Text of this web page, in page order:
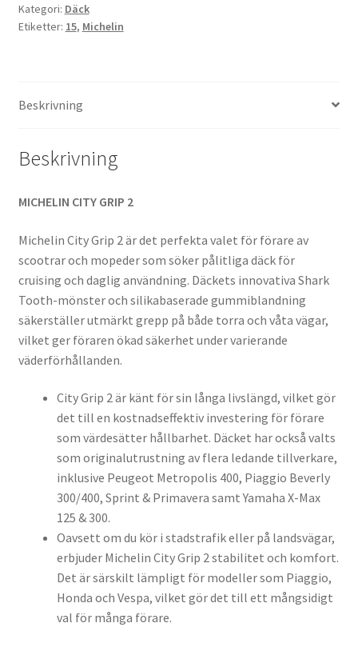
140/70-
15
(bak)
Kategori: Däck
Etiketter: 15, Michelin
Beskrivning
Beskrivning
MICHELIN CITY GRIP 2
Michelin City Grip 2 är det perfekta valet för förare av
scootrar och mopeder som söker pålitliga däck för
cruising och daglig användning. Däckets innovativa Shark
Tooth-mönster och silikabaserade gummiblandning
säkerställer utmärkt grepp på både torra och våta vägar,
vilket ger föraren ökad säkerhet under varierande
väderförhållanden.
City Grip 2 är känt för sin långa livslängd, vilket gör
det till en kostnadseffektiv investering för förare
som värdesätter hållbarhet. Däcket har också valts
som originalutrustning av flera ledande tillverkare,
inklusive Peugeot Metropolis 400, Piaggio Beverly
300/400, Sprint & Primavera samt Yamaha X-Max
125 & 300.
Oavsett om du kör i stadstrafik eller på landsvägar,
erbjuder Michelin City Grip 2 stabilitet och komfort.
Det är särskilt lämpligt för modeller som Piaggio,
Honda och Vespa, vilket gör det till ett mångsidigt
val för många förare.